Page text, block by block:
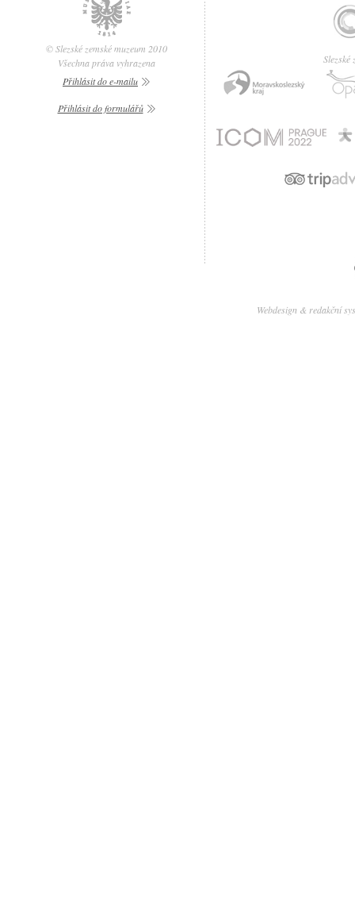
Slezské
© Slezské zemské muzeum 2010
Všechna práva vyhrazena
Přihlásit do e-mailu
Přihlásit do formulářů
Webdesign & redakční